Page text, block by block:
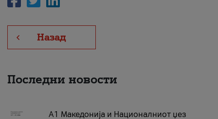
Назад
Последни новости
А1 Македонија и Националниот џез